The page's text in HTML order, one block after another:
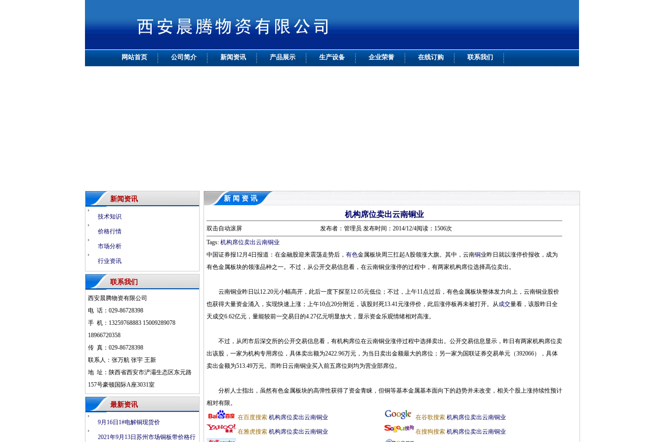
网站首页 公司简介 新闻资讯 产品展示 生产设备 企业荣誉 在线订购 联系我们
新闻资讯
技术知识
价格行情
市场分析
行业资讯
联系我们
西安晨腾物资有限公司
电 话：029-86728398
手 机：13259768883 15009289078
18966720358
传 真：029-86728398
联系人：张万航 张宇 王新
地 址：陕西省西安市浐灞生态区东元路
157号豪顿国际A座3031室
最新资讯
9月16日1#电解铜现货价
2021年9月13日苏州市场铜板带价格行
新 闻 资 讯
机构席位卖出云南铜业
双击自动滚屏
发布者：管理员 发布时间：2014/12/4阅读：1506次
Tags: 机构席位卖出云南铜业
中国证券报12月4日报道：在金融股迎来震荡走势后， 有色金属板块周三扛起A股领涨大旗。其中，云南铜业昨日就以涨停价报收，成为
有色金属板块的领涨品种之一。不过，从公开交易信息看，在云南铜业涨停的过程中，有两家机构席位选择高位卖出。
云南铜业昨日以12.20元小幅高开，此后一度下探至12.05元低位；不过，上午11点过后，有色金属板块整体发力向上，云南铜业股价
也获得大量资金涌入，实现快速上涨；上午10点20分附近，该股封死13.41元涨停价，此后涨停板再未被打开。从成交量看，该股昨日全
天成交6.62亿元，量能较前一交易日的4.27亿元明显放大，显示资金乐观情绪相对高涨。
不过，从闭市后深交所的公开交易信息看，有机构席位在云南铜业涨停过程中选择卖出。公开交易信息显示，昨日有两家机构席位卖
出该股，一家为机构专用席位，具体卖出额为2422.96万元，为当日卖出金额最大的席位；另一家为国联证券交易单元（392066），具体
卖出金额为513.49万元。而昨日云南铜业买入前五席位则均为营业部席位。
分析人士指出，虽然有色金属板块的高弹性获得了资金青睐，但铜等基本金属基本面向下的趋势并未改变，相关个股上涨持续性预计
相对有限。
在百度搜索 机构席位卖出云南铜业 在谷歌搜索 机构席位卖出云南铜业
在雅虎搜索 机构席位卖出云南铜业 在搜狗搜索 机构席位卖出云南铜业